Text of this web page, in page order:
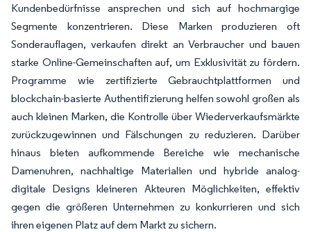
Kundenbedürfnisse ansprechen und sich auf hochmargige
Segmente konzentrieren. Diese Marken produzieren oft
Sonderauflagen, verkaufen direkt an Verbraucher und bauen
starke Online-Gemeinschaften auf, um Exklusivität zu fördern.
Programme wie zertifizierte Gebrauchtplattformen und
blockchain-basierte Authentifizierung helfen sowohl großen als
auch kleinen Marken, die Kontrolle über Wiederverkaufsmärkte
zurückzugewinnen und Fälschungen zu reduzieren. Darüber
hinaus bieten aufkommende Bereiche wie mechanische
Damenuhren, nachhaltige Materialien und hybride analog-
digitale Designs kleineren Akteuren Möglichkeiten, effektiv
gegen die größeren Unternehmen zu konkurrieren und sich
ihren eigenen Platz auf dem Markt zu sichern.